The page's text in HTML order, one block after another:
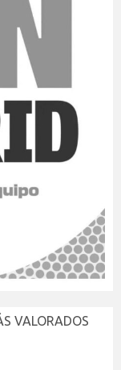
VALORADOS